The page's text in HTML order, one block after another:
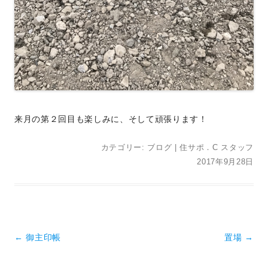
来月の第２回目も楽しみに、そして頑張ります！
カテゴリー: ブログ |住サポ．C スタッフ
2017年9月28日
投稿ナビゲーション
← 御主印帳 置場 →